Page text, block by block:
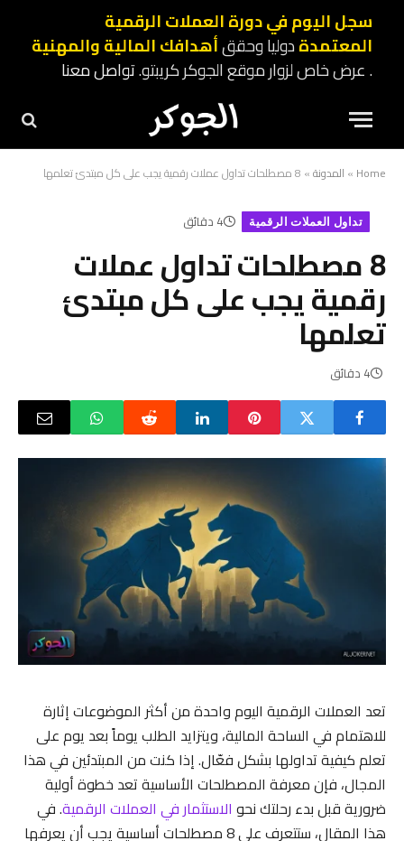
سجل اليوم في دورة العملات الرقمية
المعتمدةدوليا وحققأهدافك المالية والمهنية
. عرض خاص لزوار موقع الجوكر كريبتو.تواصل معنا
Home
» المدونة» 8 مصطلحات تداول عملات رقمية يجب على كل مبتدئ تعلمها
تداول العملات الرقمية 4 دقائق
8 مصطلحات تداول عملات
رقمية يجب على كل مبتدئ
تعلمها
4 دقائق
تعد العملات الرقمية اليوم واحدة من أكثر الموضوعات إثارة
للاهتمام في الساحة المالية، ويتزايد الطلب يوماً بعد يوم على
تعلم كيفية تداولها بشكل فعّال. إذا كنت من المبتدئين في هذا
المجال، فإن معرفة المصطلحات الأساسية تعد خطوة أولية
ضرورية قبل بدء رحلتك نحو الاستثمار في العملات الرقمية. في
هذا المقال، ستتعرف على 8 مصطلحات أساسية يجب أن يعرفها